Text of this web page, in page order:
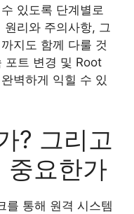
있도록 단계별로
리와 주의사항, 그
지도 함께 다룰 것
포트 변경 및 Root
벽하게 익힐 수 있
? 그리고
중요한가
를 통해 원격 시스템